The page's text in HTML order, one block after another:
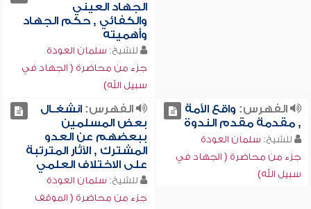
الجهاد العيني
والكفائي , حكم الجهاد
وأهميته
للشيخ: سلمان العودة
جزء من محاضرة ( الجهاد في
سبيل الله)
الفهرس: واقع الأمة
, مقدمة مقدم الندوة
للشيخ: سلمان العودة
جزء من محاضرة ( الجهاد في
سبيل الله)
الفهرس:انشغـال
بعض المسلمين
ببعضهم عن العدو
المشترك , الآثار المترتبة
على الاختلاف العلمي
للشيخ: سلمان العودة
جزء من محاضرة ( الموقف